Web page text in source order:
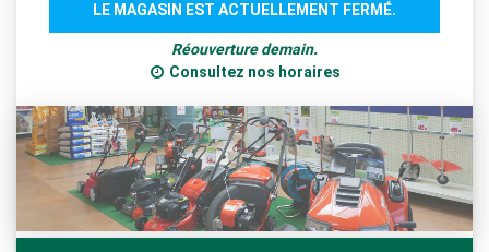
LE MAGASIN EST ACTUELLEMENT FERMÉ.
Réouverture demain.
Consultez nos horaires